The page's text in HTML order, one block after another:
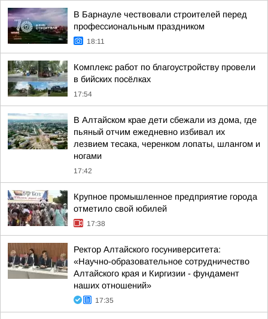
В Барнауле чествовали строителей перед
профессиональным праздником
18:11
Комплекс работ по благоустройству провели
в бийских посёлках
17:54
В Алтайском крае дети сбежали из дома, где
пьяный отчим ежедневно избивал их
лезвием тесака, черенком лопаты, шлангом и
ногами
17:42
Крупное промышленное предприятие города
отметило свой юбилей
17:38
Ректор Алтайского госуниверситета:
«Научно-образовательное сотрудничество
Алтайского края и Киргизии - фундамент
наших отношений»
17:35